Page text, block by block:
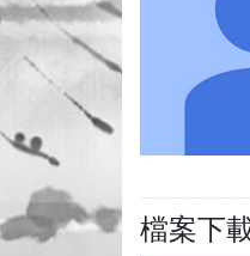
檔案下